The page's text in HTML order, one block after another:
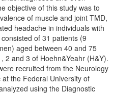
objective of this study was to
of muscle and joint TMD,
headache in individuals with
of 31 patients (9
aged between 40 and 75
2 and 3 of Hoehn&Yeahr (H&Y).
recruited from the Neurology
the Federal University of
using the Diagnostic